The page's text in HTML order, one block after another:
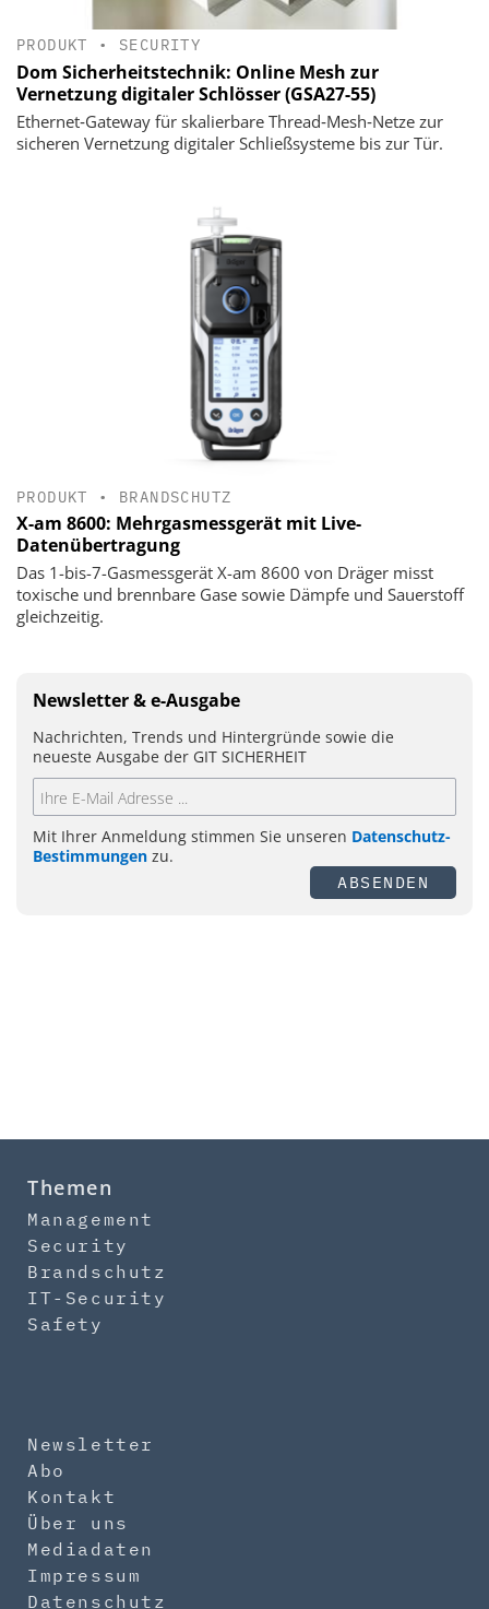
PRODUKT • SECURITY
Dom Sicherheitstechnik: Online Mesh zur
Vernetzung digitaler Schlösser (GSA27-55)
Ethernet‑Gateway für skalierbare Thread‑Mesh‑Netze zur
sicheren Vernetzung digitaler Schließsysteme bis zur Tür.
PRODUKT • BRANDSCHUTZ
X-am 8600: Mehrgasmessgerät mit Live-
Datenübertragung
Das 1-bis-7-Gasmessgerät X-am 8600 von Dräger misst
toxische und brennbare Gase sowie Dämpfe und Sauerstoff
gleichzeitig.
Newsletter & e-Ausgabe
Nachrichten, Trends und Hintergründe sowie die
neueste Ausgabe der GIT SICHERHEIT
Mit Ihrer Anmeldung stimmen Sie unseren Datenschutz-
Bestimmungen zu.
ABSENDEN
Themen
Management
Security
Brandschutz
IT-Security
Safety
Newsletter
Abo
Kontakt
Über uns
Mediadaten
Impressum
Datenschutz